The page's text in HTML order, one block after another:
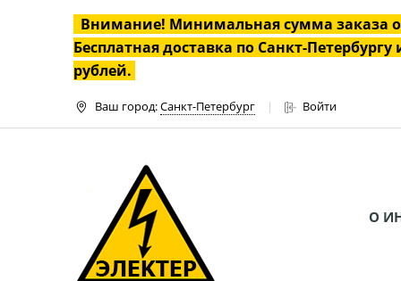
Внимание! Минимальная сумма заказа
Бесплатная доставка по Санкт-
рублей.
Ваш город:Санкт-Петербург Войти
О